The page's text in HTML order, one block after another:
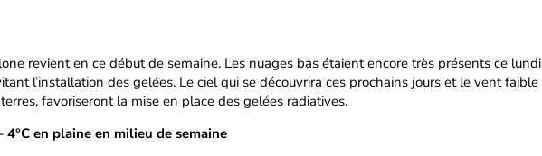
revient en ce début de semaine. Les nuages bas étaient encore très présents ce lundi
l’installation des gelées. Le ciel qui se découvrira ces prochains jours et le vent faible
favoriseront la mise en place des gelées radiatives.
4°C en plaine en milieu de semaine